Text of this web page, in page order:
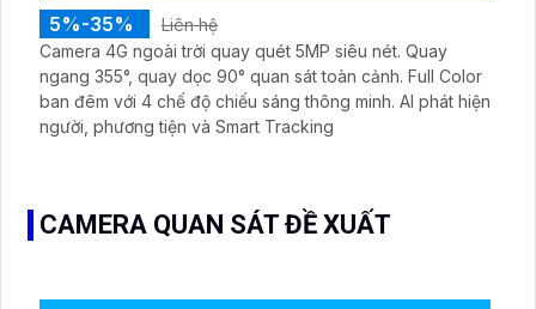
5%-35%
Liên hệ
Camera 4G ngoài trời quay quét 5MP siêu nét. Quay
ngang 355°, quay dọc 90° quan sát toàn cảnh. Full Color
ban đêm với 4 chế độ chiếu sáng thông minh. AI phát hiện
người, phương tiện và Smart Tracking
CAMERA QUAN SÁT ĐỀ XUẤT